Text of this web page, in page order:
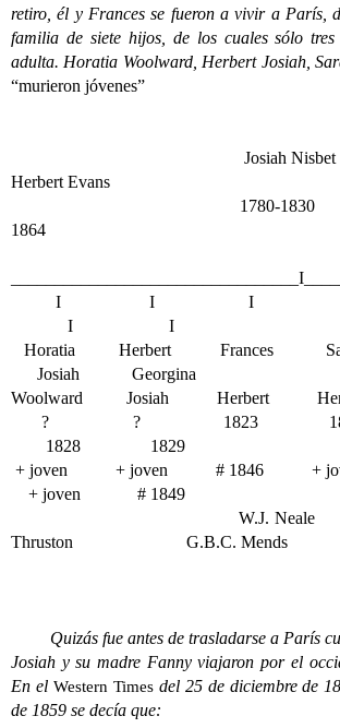
retiro, él y Frances se fueron a vivir a París,
familia de siete hijos, de los cuales sólo
adulta. Horatia Woolward, Herbert Josiah,
“murieron jóvenes”
Josiah
Herbert Evans
1780-1830
1864
I
I I
I I
Horatia Herbert Frances
Josiah Georgina
Woolward Josiah Herbert
? ? 1823
1828 1829
+ joven + joven # 1846 +
+ joven # 1849
W.J.
Thruston
G.B.C. Mends
Quizás fue antes de trasladarse a París
Josiah y su madre Fanny viajaron por el
En el Western Timesdel 25 de diciembre de
de 1859 se decía que: